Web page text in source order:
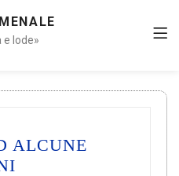
lode»
ALCUNE